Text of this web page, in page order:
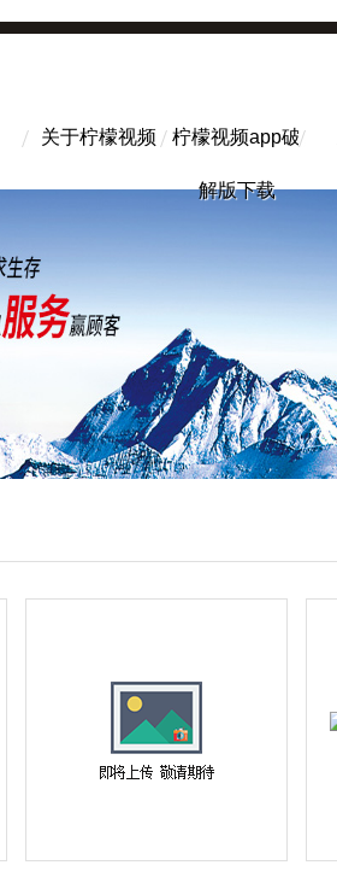
关于柠檬视频 柠檬视频app破
解版下载